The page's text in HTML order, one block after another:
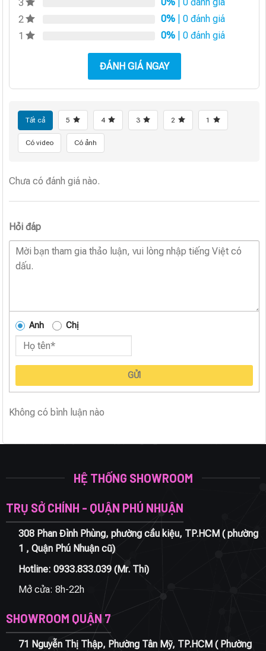
3
2
0% | 0 đánh giá
1
0% | 0 đánh giá
ĐÁNH GIÁ NGAY
Tất cả 5 4 3 2 1
Có video Có ảnh
Chưa có đánh giá nào.
Hỏi đáp
Anh Chị
GỬI
Không có bình luận nào
HỆ THỐNG SHOWROOM
TRỤ SỞ CHÍNH - QUẬN PHÚ NHUẬN
308 Phan Đình Phùng, phường cầu kiệu, TP.HCM ( phường
1 , Quận Phú Nhuận cũ)
Hotline: 0933.833.039(Mr. Thi)
Mở cửa: 8h-22h
SHOWROOM QUẬN 7
71 Nguyễn Thị Thập, Phường Tân Mỹ, TP.HCM ( Phường